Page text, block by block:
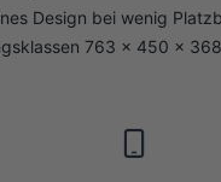
Design bei wenig
763 x 450 x